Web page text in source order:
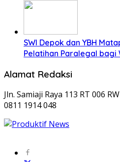
SWI Depok dan YBH
Pelatihan Paralegal bagi
Alamat Redaksi
Jln. Samiaji Raya 113 RT 006
0811 1914 048